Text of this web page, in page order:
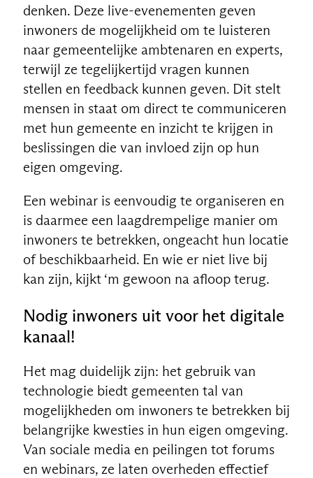
denken. Deze live-evenementen geven
inwoners de mogelijkheid om te luisteren
naar gemeentelijke ambtenaren en experts,
terwijl ze tegelijkertijd vragen kunnen
stellen en feedback kunnen geven. Dit stelt
mensen in staat om direct te communiceren
met hun gemeente en inzicht te krijgen in
beslissingen die van invloed zijn op hun
eigen omgeving.
Een webinar is eenvoudig te organiseren en
is daarmee een laagdrempelige manier om
inwoners te betrekken, ongeacht hun locatie
of beschikbaarheid. En wie er niet live bij
kan zijn, kijkt ‘m gewoon na afloop terug.
Nodig inwoners uit voor het digitale
kanaal!
Het mag duidelijk zijn: het gebruik van
technologie biedt gemeenten tal van
mogelijkheden om inwoners te betrekken bij
belangrijke kwesties in hun eigen omgeving.
Van sociale media en peilingen tot forums
en webinars, ze laten overheden effectief